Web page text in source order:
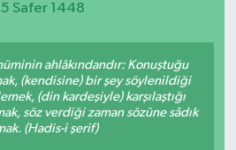
Safer 1448
ahlâkındandır: Konuştuğu
(kendisine) bir şey söylenildiği
(din kardeşiyle) karşılaştığı
söz verdiği zaman sözüne sâdık
(Hadis-i şerif)